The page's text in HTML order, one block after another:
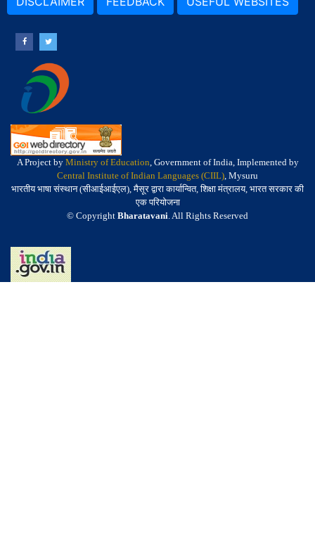
A Project by Ministry of Education, Government of India, Implemented by
Central Institute of Indian Languages (CIIL), Mysuru
भारतीय भाषा संस्थान (सीआईआईएल), मैसूर द्वारा कार्यान्वित, शिक्षा मंत्रालय, भारत सरकार की
एक परियोजना
© Copyright Bharatavani. All Rights Reserved